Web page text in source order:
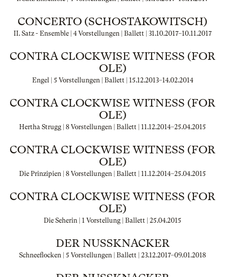
CONCERTO (SCHOSTAKOWITSCH)
II. Satz - Ensemble | 4 Vorstellungen | Ballett | 31.10.2017–10.11.2017
CONTRA CLOCKWISE WITNESS (FOR
OLE)
Engel | 5 Vorstellungen | Ballett | 15.12.2013–14.02.2014
CONTRA CLOCKWISE WITNESS (FOR
OLE)
Hertha Strugg | 8 Vorstellungen | Ballett | 11.12.2014–25.04.2015
CONTRA CLOCKWISE WITNESS (FOR
OLE)
Die Prinzipien | 8 Vorstellungen | Ballett | 11.12.2014–25.04.2015
CONTRA CLOCKWISE WITNESS (FOR
OLE)
Die Seherin | 1 Vorstellung | Ballett | 25.04.2015
DER NUSSKNACKER
Schneeflocken | 5 Vorstellungen | Ballett | 23.12.2017–09.01.2018